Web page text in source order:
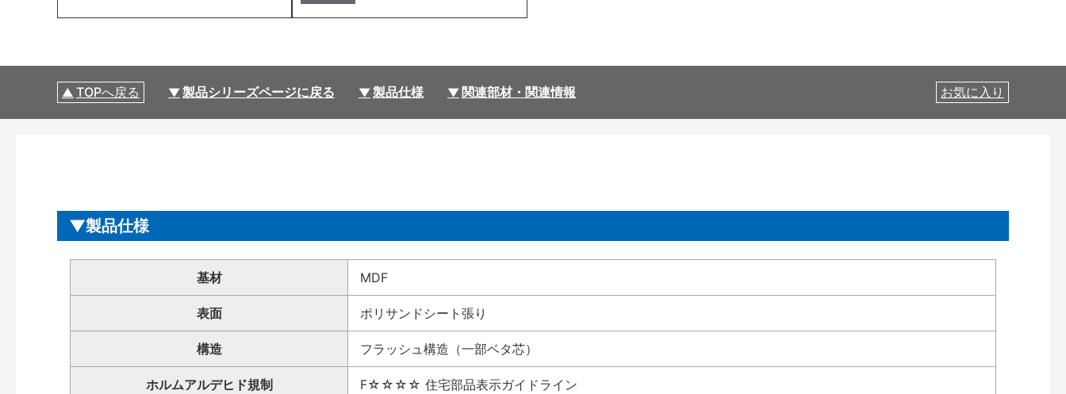
TOPへ戻る 製品シリーズページに戻る 製品仕様 関連部材・関連情報 お気に入り
製品仕様
基材 MDF
表面 ポリサンドシート張り
構造 フラッシュ構造（一部ベタ芯）
ホルムアルデヒド規制 F☆☆☆☆ 住宅部品表示ガイドライン